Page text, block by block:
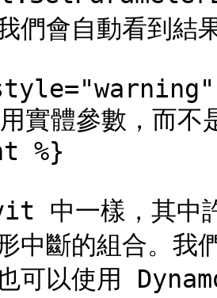
們會自動看到結
實體參數，而不
%}
中一樣，其中
中斷的組合。我
可以使用